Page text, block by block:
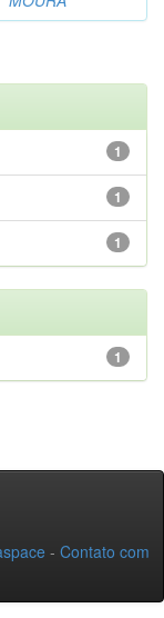
1
1
1
1
- Contato com